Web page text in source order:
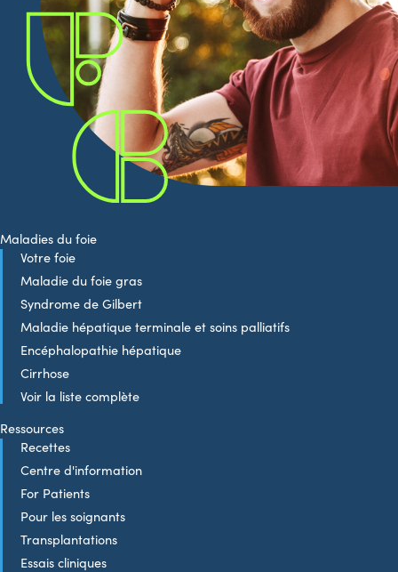
Maladies du foie
Votre foie
Maladie du foie gras
Syndrome de Gilbert
Maladie hépatique terminale et soins palliatifs
Encéphalopathie hépatique
Cirrhose
Voir la liste complète
Ressources
Recettes
Centre d'information
For Patients
Pour les soignants
Transplantations
Essais cliniques